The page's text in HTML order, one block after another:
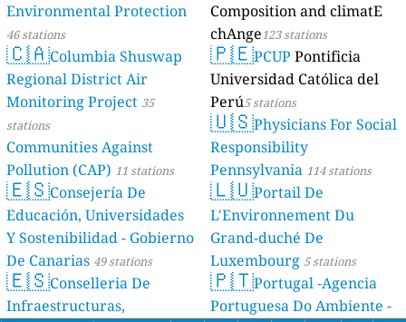
Environmental Protection
46 stations
🇨🇦Columbia Shuswap
Regional District Air
Monitoring Project 35
stations
Communities Against
Pollution (CAP) 11 stations
🇪🇸Consejería De
Educación, Universidades
Y Sostenibilidad - Gobierno
De Canarias 49 stations
🇪🇸Conselleria De
Infraestructuras,
Composition and climatE
chAnge123 stations
🇵🇪PCUP Pontificia
Universidad Católica del
Perú5 stations
🇺🇸Physicians For Social
Responsibility
Pennsylvania 114 stations
🇱🇺Portail De
L'Environnement Du
Grand-duché De
Luxembourg 5 stations
🇵🇹Portugal -Agencia
Portuguesa Do Ambiente -